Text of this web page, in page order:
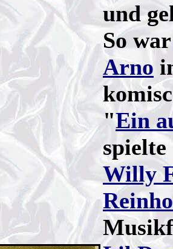
und
So
Arno
"Ein
Willy